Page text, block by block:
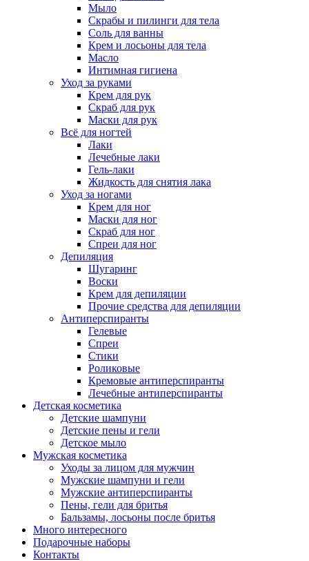
Мыло
Скрабы и пилинги для тела
Соль для ванны
Крем и лосьоны для тела
Масло
Интимная гигиена
Уход за руками
Крем для рук
Скраб для рук
Маски для рук
Всё для ногтей
Лаки
Лечебные лаки
Гель-лаки
Жидкость для снятия лака
Уход за ногами
Крем для ног
Маски для ног
Скраб для ног
Спреи для ног
Депиляция
Шугаринг
Воски
Крем для депиляции
Прочие средства для депиляции
Антиперспиранты
Гелевые
Спреи
Стики
Роликовые
Кремовые антиперспиранты
Лечебные антиперспиранты
Детская косметика
Детские шампуни
Детские пены и гели
Детское мыло
Мужская косметика
Уходы за лицом для мужчин
Мужские шампуни и гели
Мужские антиперспиранты
Пены, гели для бритья
Бальзамы, лосьоны после бритья
Много интересного
Подарочные наборы
Контакты